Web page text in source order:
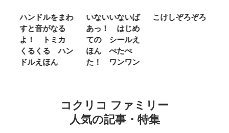
ハンドルをまわ
すと音がなる
よ！ トミカ
くるくる ハン
ドルえほん
いないいないば
あっ！ はじめ
ての シールえ
ほん ぺたぺ
た！ ワンワン
こけしぞろぞろ
コクリコ ファミリー
人気の記事・特集